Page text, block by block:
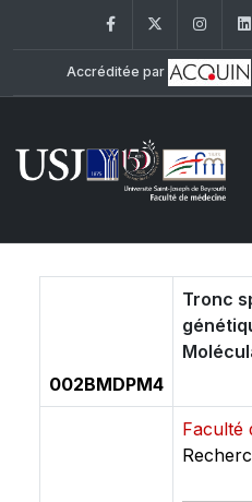
FacebookTwitter
Accréditée par
002BMDPM4
Tronc
Faculté